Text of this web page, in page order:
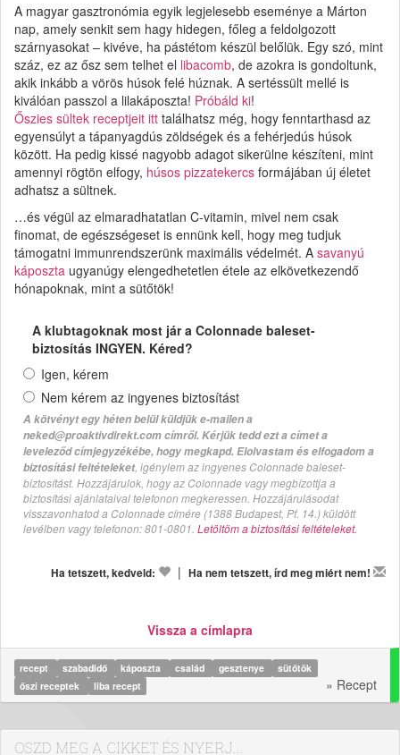
A magyar gasztronómia egyik legjelesebb eseménye a Márton
nap, amely senkit sem hagy hidegen, főleg a feldolgozott
szárnyasokat – kivéve, ha pástétom készül belőlük. Egy szó, mint
száz, ez az ősz sem telhet el libacomb, de azokra is gondoltunk,
akik inkább a vörös húsok felé húznak. A sertéssült mellé is
kiválóan passzol a lilakáposzta! Próbáld ki!
Őszies sültek receptjeit itt találhatsz még, hogy fenntarthasd az
egyensúlyt a tápanyagdús zöldségek és a fehérjedús húsok
között. Ha pedig kissé nagyobb adagot sikerülne készíteni, mint
amennyi rögtön elfogy, húsos pizzatekercs formájában új életet
adhatsz a sültnek.
…és végül az elmaradhatatlan C-vitamin, mivel nem csak
finomat, de egészségeset is ennünk kell, hogy meg tudjuk
támogatni immunrendszerünk maximális védelmét. A savanyú
káposzta ugyanúgy elengedhetetlen étele az elkövetkezendő
hónapoknak, mint a sütőtök!
A klubtagoknak most jár a Colonnade baleset-
biztosítás INGYEN. Kéred?
Igen, kérem
Nem kérem az ingyenes biztosítást
A kötvényt egy héten belül küldjük e-mailen a
neked@proaktivdirekt.com címről. Kérjük tedd ezt a címet a
leveleződ címjegyzékébe, hogy megkapd. Elolvastam és elfogadom a
biztosítási feltételeket, igénylem az ingyenes Colonnade baleset-
biztosítást. Hozzájárulok, hogy az Colonnade vagy megbízottja a
biztosítási ajánlataival telefonon megkeressen. Hozzájárulásodat
visszavonhatod a Colonnade címére (1388 Budapest, Pf. 14.) küldött
levélben vagy telefonon: 801-0801. Letöltöm a biztosítási feltételeket.
Ha tetszett, kedveld: | Ha nem tetszett, írd meg miért nem!
Vissza a címlapra
recept szabadidő káposzta család gesztenye
sütőtök
őszi receptek
liba recept » Recept
OSZD MEG A CIKKET ÉS NYERJ...